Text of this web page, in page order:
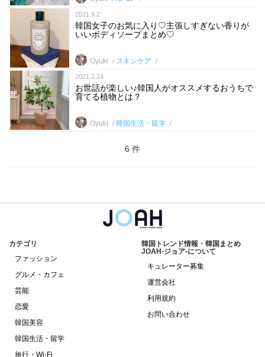
2021.9.2
韓国女子のお気に入り♡主張しすぎない香りが
いいボディソープまとめ♡
Oyuki スキンケア
2021.2.24
お世話が楽しい♪韓国人がオススメするおうちで
育てる植物とは？
Oyuki 韓国生活・留学
6 件
カテゴリ
ファッション
グルメ・カフェ
芸能
恋愛
韓国美容
韓国生活・留学
旅行・Wi-Fi
韓国トレンド情報・韓国まとめ
JOAH-ジョア-について
キュレーター募集
運営会社
利用規約
お問い合わせ